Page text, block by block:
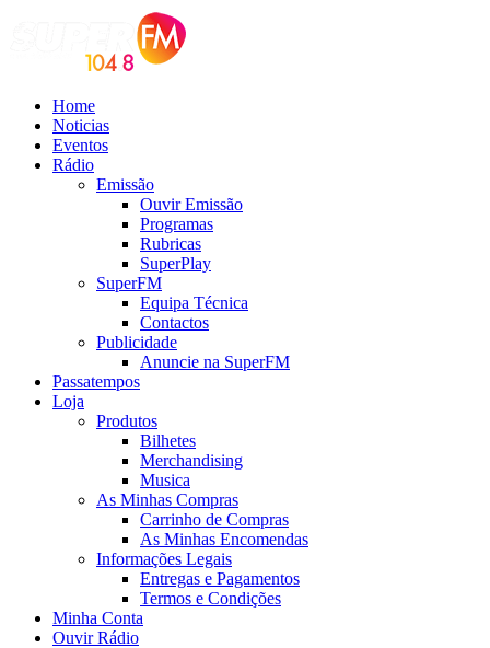
Home
Noticias
Eventos
Rádio
Emissão
Ouvir Emissão
Programas
Rubricas
SuperPlay
SuperFM
Equipa Técnica
Contactos
Publicidade
Anuncie na SuperFM
Passatempos
Loja
Produtos
Bilhetes
Merchandising
Musica
As Minhas Compras
Carrinho de Compras
As Minhas Encomendas
Informações Legais
Entregas e Pagamentos
Termos e Condições
Minha Conta
Ouvir Rádio